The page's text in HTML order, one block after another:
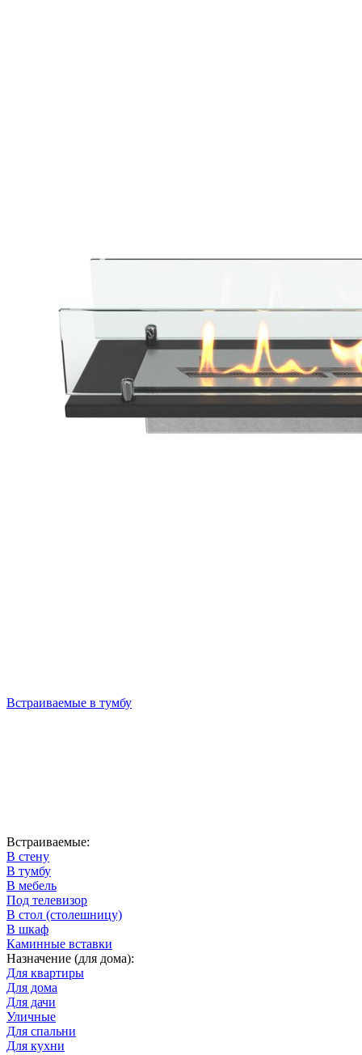
Встраиваемые в тумбу
Встраиваемые:
В стену
В тумбу
В мебель
Под телевизор
В стол (столешницу)
В шкаф
Каминные вставки
Назначение (для дома):
Для квартиры
Для дома
Для дачи
Уличные
Для спальни
Для кухни